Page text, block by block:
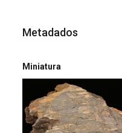
Metadados
Miniatura